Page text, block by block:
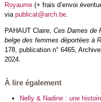
Royaume(+ frais d’envoi
via publicat@arch.be.
PAHAUT Claire, Ces Dames de
belge des femmes déportées à
178, publication n° 6465,
2024.
À lire également
Nelly & Nadine : une